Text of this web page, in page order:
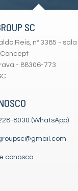
SC
Reis, nº 3385 -
- 88306-773
8030 (WhatsApp)
conosco